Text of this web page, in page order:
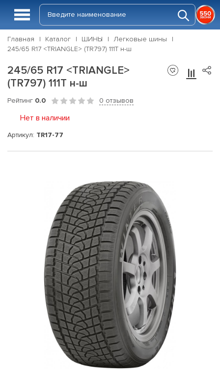
Главная Каталог ШИНЫ
Легковые шины
245/65 R17 <TRIANGLE> (TR797) 111T н-ш
245/65 R17 <TRIANGLE>
(TR797) 111T н-ш
Рейтинг 0.0 0 отзывов
Нет в наличии
Артикул: TR17-77